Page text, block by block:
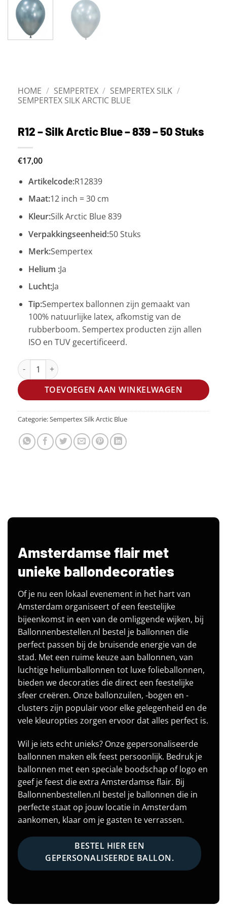
HOME / SEMPERTEX / SEMPERTEX SILK /
SEMPERTEX SILK ARCTIC BLUE
R12 – Silk Arctic Blue – 839 – 50 Stuks
€17,00
Artikelcode:R12839
Maat:12 inch = 30 cm
Kleur:Silk Arctic Blue 839
Verpakkingseenheid:50 Stuks
Merk:Sempertex
Helium :Ja
Lucht:Ja
Tip:Sempertex ballonnen zijn gemaakt van
100% natuurlijke latex, afkomstig van de
rubberboom. Sempertex producten zijn allen
ISO en TUV gecertificeerd.
R12 - Silk Arctic Blue - 839 - 50 Stuks aantal
TOEVOEGEN AAN WINKELWAGEN
Categorie:Sempertex Silk Arctic Blue
Amsterdamse flair met
unieke ballondecoraties
Of je nu een lokaal evenement in het hart van
Amsterdam organiseert of een feestelijke
bijeenkomst in een van de omliggende wijken, bij
Ballonnenbestellen.nl bestel je ballonnen die
perfect passen bij de bruisende energie van de
stad. Met een ruime keuze aan ballonnen, van
luchtige heliumballonnen tot luxe folieballonnen,
bieden we decoraties die direct een feestelijke
sfeer creëren. Onze ballonzuilen, -bogen en -
clusters zijn populair voor elke gelegenheid en de
vele kleuropties zorgen ervoor dat alles perfect is.
Wil je iets echt unieks? Onze gepersonaliseerde
ballonnen maken elk feest persoonlijk. Bedruk je
ballonnen met een speciale boodschap of logo en
geef je feest die extra Amsterdamse flair. Bij
Ballonnenbestellen.nl bestel je ballonnen die in
perfecte staat op jouw locatie in Amsterdam
aankomen, klaar om je gasten te verrassen.
BESTEL HIER EEN
GEPERSONALISEERDE BALLON.